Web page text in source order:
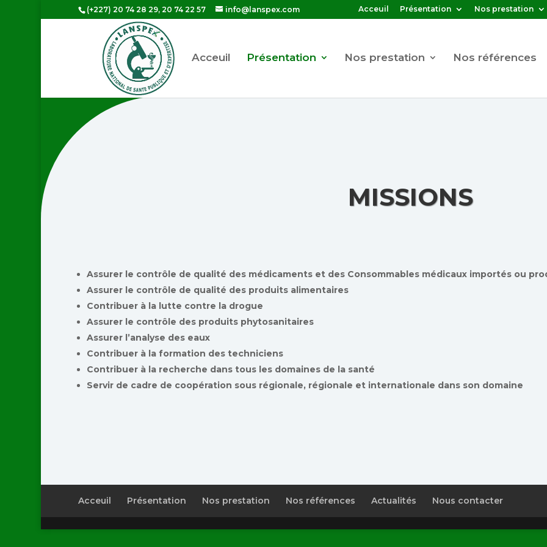
(+227) 20 74 28 29, 20 74 22 57 info@lanspex.com Acceuil Présentation Nos prestation
Acceuil Présentation Nos prestation Nos références
MISSIONS
Assurer le contrôle de qualité des médicaments et des Consommables médicaux importés ou
Assurer le contrôle de qualité des produits alimentaires
Contribuer à la lutte contre la drogue
Assurer le contrôle des produits phytosanitaires
Assurer l’analyse des eaux
Contribuer à la formation des techniciens
Contribuer à la recherche dans tous les domaines de la santé
Servir de cadre de coopération sous régionale, régionale et internationale dans son domaine
Acceuil Présentation Nos prestation Nos références Actualités Nous contacter